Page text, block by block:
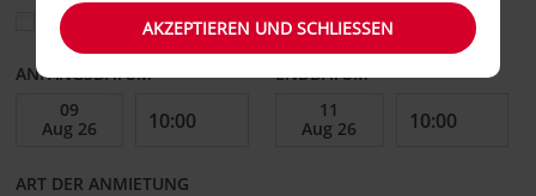
Eine andere Rückgabestation auswählen
ANFANGSDATUM ENDDATUM
ART DER ANMIETUNG
AKZEPTIEREN UND SCHLIESSEN